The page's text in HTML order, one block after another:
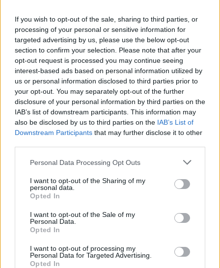
If you wish to opt-out of the sale, sharing to third parties, or
processing of your personal or sensitive information for
targeted advertising by us, please use the below opt-out
section to confirm your selection. Please note that after your
opt-out request is processed you may continue seeing
interest-based ads based on personal information utilized by
us or personal information disclosed to third parties prior to
your opt-out. You may separately opt-out of the further
disclosure of your personal information by third parties on the
IAB’s list of downstream participants. This information may
also be disclosed by us to third parties on the IAB’s List of
Downstream Participants that may further disclose it to other
Please note that this website/app uses one or more Google
not limited to your visit or usage behaviour. You may click to
grant or deny consent to Google and its third-party tags to
use your data for below specified purposes in below Google
consent section.
Personal Data Processing Opt Outs
I want to opt-out of the Sharing of my
personal data.
Opted In
I want to opt-out of the Sale of my
Personal Data.
Opted In
I want to opt-out of processing my
Personal Data for Targeted Advertising.
Opted In
ingerültebb, sápadtabb, indiszponáltabb lett.
Jolie, aki nemrég egy újabb örökbefogadási
ügy kapcsán szerepelt a címlapokon férfjével
együtt, azonban úgy gondolja, az ideiglenes
tápanyagmegvonás a Salt kedvéért nem jár
maradandó károsodással, és a forgatást
követően újra a régi lesz.
A kőkemény CIA-ügynök valószínűleg így is
jól mutat majd a moziban – de annál jobban